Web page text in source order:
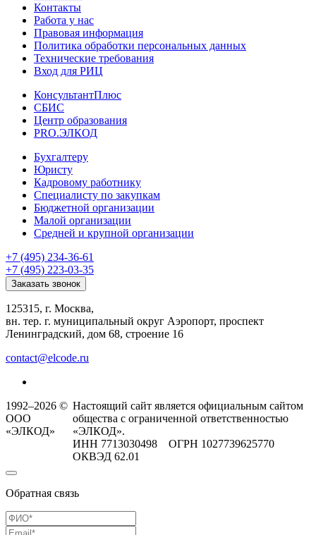
Контакты
Работа у нас
Правовая информация
Политика обработки персональных данных
Технические требования
Вход для РИЦ
КонсультантПлюс
СБИС
Центр образования
PRO.ЭЛКОД
Бухгалтеру
Юристу
Кадровому работнику
Специалисту по закупкам
Бюджетной организации
Малой организации
Средней и крупной организации
+7 (495) 234-36-61
+7 (495) 223-03-35
Заказать звонок
125315, г. Москва,
вн. тер. г. муниципальный округ Аэропорт, проспект
Ленинградский, дом 68, строение 16
contact@elcode.ru
1992–2026 ©
ООО
«ЭЛКОД»
Настоящий сайт является официальным сайтом
общества с ограниченной ответственностью
«ЭЛКОД».
ИНН 7713030498 ОГРН 1027739625770
ОКВЭД 62.01
Обратная связь